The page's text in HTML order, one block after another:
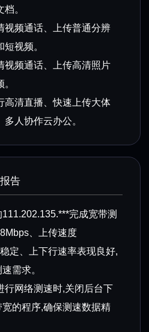
。
视频通话、上传普通分辨
视频。
视频通话、上传高清照片
高清直播、快速上传大体
多人协作云办公。
告
完成宽带测
、上传速度
定、上下行速率表现良好,
需求。
行网络测速时,关闭后台下
的程序,确保测速数据精